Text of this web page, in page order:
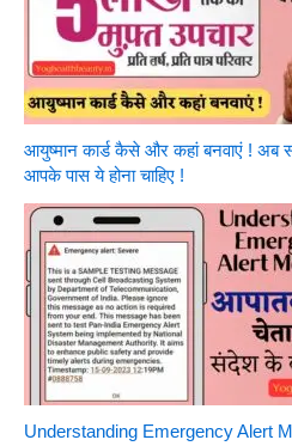
आयुष्मान कार्ड कैसे और कहां बनवाएं ! अब
आपके पास ये होना चाहिए !
Understanding Emergency Alert